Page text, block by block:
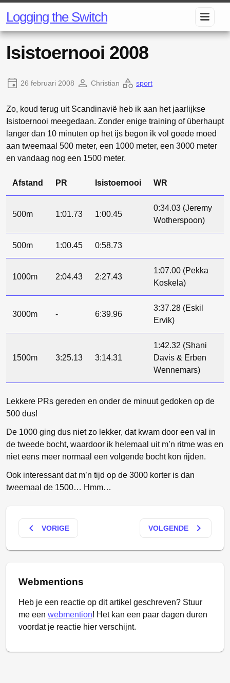
Logging the Switch
Isistoernooi 2008
26 februari 2008 Christian sport
Zo, koud terug uit Scandinavië heb ik aan het jaarlijkse
Isistoernooi meegedaan. Zonder enige training of überhaupt
langer dan 10 minuten op het ijs begon ik vol goede moed
aan tweemaal 500 meter, een 1000 meter, een 3000 meter
en vandaag nog een 1500 meter.
Afstand PR Isistoernooi WR
500m 1:01.73 1:00.45
0:34.03 (Jeremy
Wotherspoon)
500m 1:00.45 0:58.73
1000m 2:04.43 2:27.43
1:07.00 (Pekka
Koskela)
3000m - 6:39.96
3:37.28 (Eskil
Ervik)
1500m 3:25.13 3:14.31
1:42.32 (Shani
Davis & Erben
Wennemars)
Lekkere PRs gereden en onder de minuut gedoken op de
500 dus!
De 1000 ging dus niet zo lekker, dat kwam door een val in
de tweede bocht, waardoor ik helemaal uit m’n ritme was en
niet eens meer normaal een volgende bocht kon rijden.
Ook interessant dat m’n tijd op de 3000 korter is dan
tweemaal de 1500… Hmm…
keyboard_arrow_left VORIGE VOLGENDE keyboard_arrow_right
Webmentions
Heb je een reactie op dit artikel geschreven? Stuur
me een webmention! Het kan een paar dagen duren
voordat je reactie hier verschijnt.